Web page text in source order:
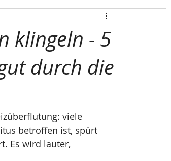
klingeln - 5
durch die
viele
betroffen ist, spürt
Es wird lauter,